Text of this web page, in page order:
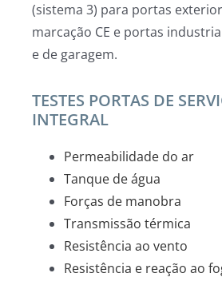
(sistema 3) para portas
marcação CE e portas
e de garagem.
TESTES PORTAS DE
INTEGRAL
Permeabilidade do ar
Tanque de água
Forças de manobra
Transmissão térmica
Resistência ao vento
Resistência e reação ao